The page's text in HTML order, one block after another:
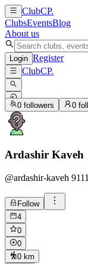
ClubCP.
ClubsEventsBlog
About us
Login Register
ClubCP.
0 followers 0
Ardashir Kaveh
@ardashir-kaveh
Follow
4
0
0
0 km